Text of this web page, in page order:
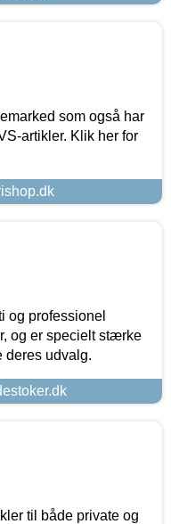
som også har
artikler. Klik her for
og professionel
og er specielt stærke
deres udvalg.
til både private og